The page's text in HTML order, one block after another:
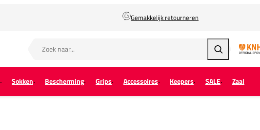
Gemakkelijk retourneren
Zoeken
Sokken Bescherming Grips Accessoires Keepers SALE Zaal